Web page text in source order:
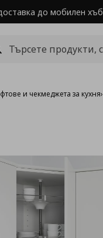
до мобилен хъб
и чекмеджета за кухня›